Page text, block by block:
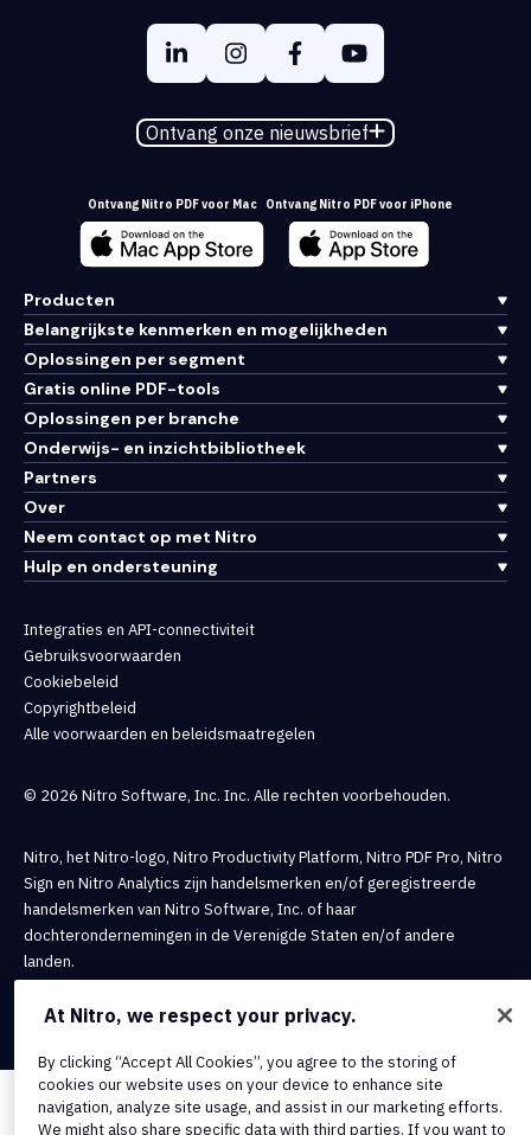
Ontvang onze nieuwsbrief
Ontvang Nitro PDF voor Mac Ontvang Nitro PDF voor iPhone
Producten
Belangrijkste kenmerken en mogelijkheden
Oplossingen per segment
Gratis online PDF-tools
Oplossingen per branche
Onderwijs- en inzichtbibliotheek
Partners
Over
Neem contact op met Nitro
Hulp en ondersteuning
Integraties en API-connectiviteit
Gebruiksvoorwaarden
Cookiebeleid
Copyrightbeleid
Alle voorwaarden en beleidsmaatregelen
© 2026 Nitro Software, Inc. Inc. Alle rechten voorbehouden.
Nitro, het Nitro-logo, Nitro Productivity Platform, Nitro PDF Pro, Nitro
Sign en Nitro Analytics zijn handelsmerken en/of geregistreerde
handelsmerken van Nitro Software, Inc. of haar
dochterondernemingen in de Verenigde Staten en/of andere
landen.
At Nitro, we respect your privacy.
By clicking “Accept All Cookies”, you agree to the storing of
cookies our website uses on your device to enhance site
navigation, analyze site usage, and assist in our marketing efforts.
We might also share specific data with third parties. If you want to